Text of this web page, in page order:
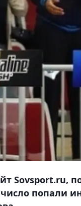
Sovsport.ru,
попали